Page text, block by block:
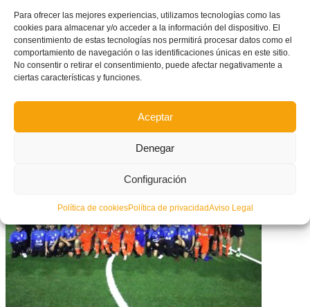
Para ofrecer las mejores experiencias, utilizamos tecnologías como las
cookies para almacenar y/o acceder a la información del dispositivo. El
consentimiento de estas tecnologías nos permitirá procesar datos como el
comportamiento de navegación o las identificaciones únicas en este sitio.
No consentir o retirar el consentimiento, puede afectar negativamente a
ciertas características y funciones.
Aceptar
Denegar
Configuración
Política de cookiesPolítica de privacidadAviso Legal
ETIQUETADO BAJO:
SELECCIÓ VALENCIANA VALENTA SUB14